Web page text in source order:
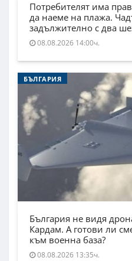
Потребителят има
да наеме на плажа.
задължително с два
08.08.2026 14:00ч.
БЪЛГАРИЯ
България не видя
Кардам. А готови ли
към военна база?
08.08.2026 13:35ч.